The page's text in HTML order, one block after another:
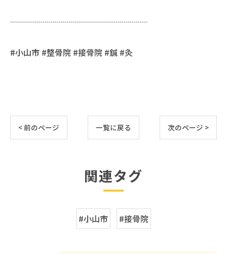
┈┈┈┈┈┈┈┈┈┈┈┈┈┈┈┈┈
#小山市 #整骨院 #接骨院 #鍼 #灸
< 前のページ 一覧に戻る 次のページ >
関連タグ
#小山市 #接骨院